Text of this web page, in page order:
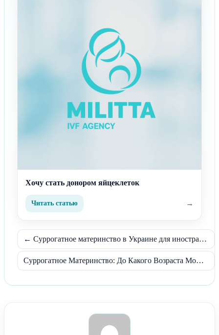
Хочу стать донором яйцеклеток
Читать статью →
← Суррогатное материнство в Украине для иностранцев: как начать?
Суррогатное Материнство: До Какого Возраста Можно Стать Суррогатной Матерью? →